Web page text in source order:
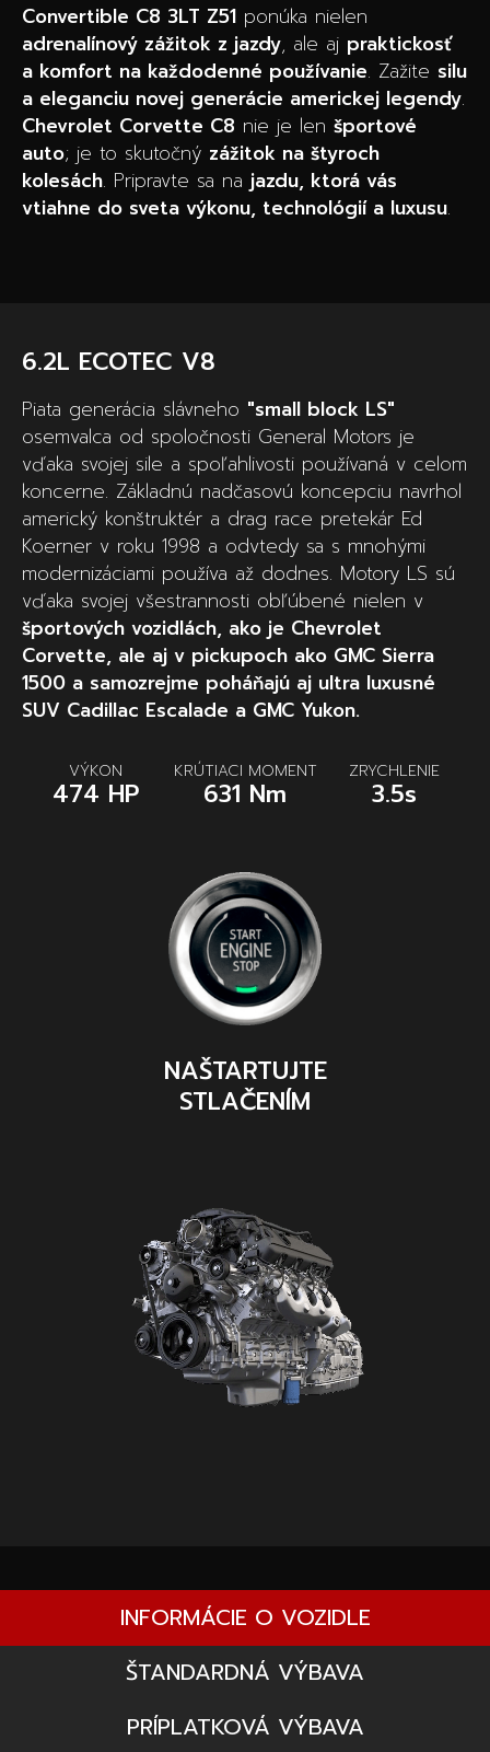
Convertible C8 3LT Z51 ponúka nielen
adrenalínový zážitok z jazdy, ale aj praktickosť
a komfort na každodenné používanie. Zažite silu
a eleganciu novej generácie americkej legendy.
Chevrolet Corvette C8 nie je len športové
auto; je to skutočný zážitok na štyroch
kolesách. Pripravte sa na jazdu, ktorá vás
vtiahne do sveta výkonu, technológií a luxusu.
6.2L ECOTEC V8
Piata generácia slávneho "small block LS"
osemvalca od spoločnosti General Motors je
vďaka svojej sile a spoľahlivosti používaná v celom
koncerne. Základnú nadčasovú koncepciu navrhol
americký konštruktér a drag race pretekár Ed
Koerner v roku 1998 a odvtedy sa s mnohými
modernizáciami používa až dodnes. Motory LS sú
vďaka svojej všestrannosti obľúbené nielen v
športových vozidlách, ako je Chevrolet
Corvette, ale aj v pickupoch ako GMC Sierra
1500 a samozrejme poháňajú aj ultra luxusné
SUV Cadillac Escalade a GMC Yukon.
VÝKON
474 HP
KRÚTIACI MOMENT
631 Nm
ZRYCHLENIE
3.5s
NAŠTARTUJTE
STLAČENÍM
INFORMÁCIE O VOZIDLE
ŠTANDARDNÁ VÝBAVA
PRÍPLATKOVÁ VÝBAVA